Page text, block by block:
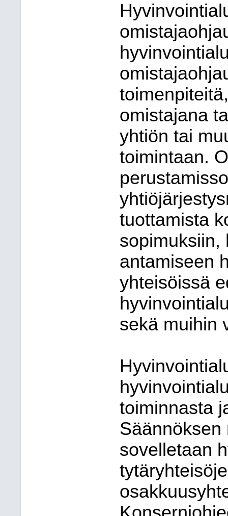
omistajana
yhtiön tai
toimintaan.
tuottamista
sopimuksiin,
antamiseen
yhteisöissä
sekä muihin
toiminnasta
Säännöksen
sovelletaan